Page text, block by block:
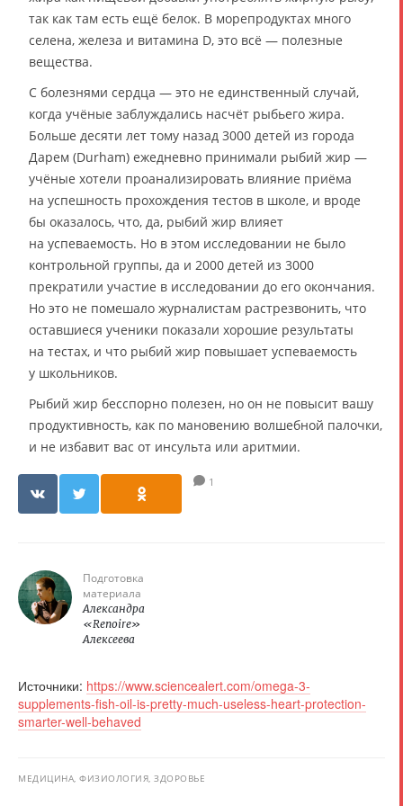
так как там есть ещё белок. В морепродуктах много
селена, железа и витамина D, это всё — полезные
вещества.
С болезнями сердца — это не единственный случай,
когда учёные заблуждались насчёт рыбьего жира.
Больше десяти лет тому назад 3000 детей из города
Дарем (Durham) ежедневно принимали рыбий жир —
учёные хотели проанализировать влияние приёма
на успешность прохождения тестов в школе, и вроде
бы оказалось, что, да, рыбий жир влияет
на успеваемость. Но в этом исследовании не было
контрольной группы, да и 2000 детей из 3000
прекратили участие в исследовании до его окончания.
Но это не помешало журналистам растрезвонить, что
оставшиеся ученики показали хорошие результаты
на тестах, и что рыбий жир повышает успеваемость
у школьников.
Рыбий жир бесспорно полезен, но он не повысит вашу
продуктивность, как по мановению волшебной палочки,
и не избавит вас от инсульта или аритмии.
1
Подготовка
материала
Александра
«Renoire»
Алексеева
Источники: https://www.sciencealert.com/omega-3-
supplements-fish-oil-is-pretty-much-useless-heart-protection-
smarter-well-behaved
МЕДИЦИНА, ФИЗИОЛОГИЯ, ЗДОРОВЬЕ